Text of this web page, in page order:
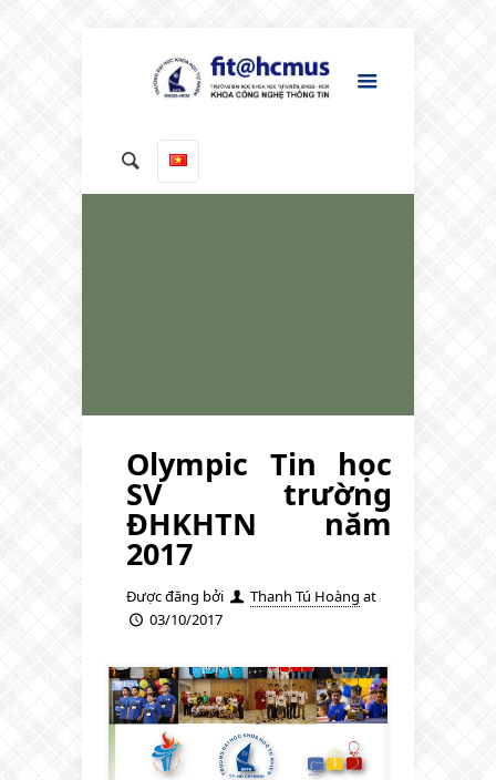
Olympic Tin học
SV trường
ĐHKHTN năm
2017
Được đăng bởi Thanh Tú Hoàng at
03/10/2017